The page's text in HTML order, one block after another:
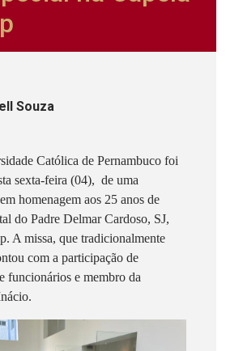
Souza
Católica de Pernambuco foi
sexta-feira (04), de uma
homenagem aos 25 anos de
do Padre Delmar Cardoso, SJ,
A missa, que tradicionalmente
com a participação de
funcionários e membro da